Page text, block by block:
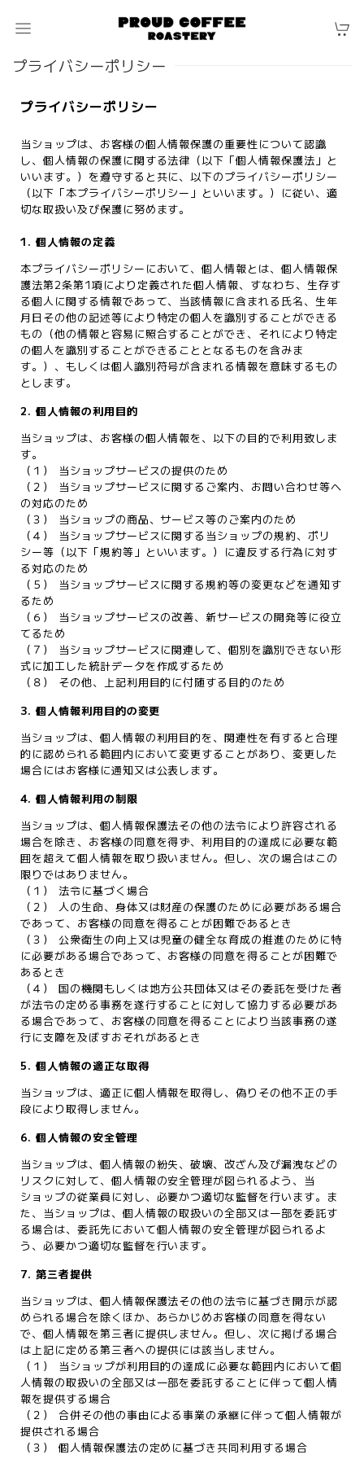
プライバシーポリシー
プライバシーポリシー
当ショップは、お客様の個人情報保護の重要性について認識
し、個人情報の保護に関する法律（以下「個人情報保護法」と
いいます。）を遵守すると共に、以下のプライバシーポリシー
（以下「本プライバシーポリシー」といいます。）に従い、適
切な取扱い及び保護に努めます。
1. 個人情報の定義
本プライバシーポリシーにおいて、個人情報とは、個人情報保
護法第2条第1項により定義された個人情報、すなわち、生存す
る個人に関する情報であって、当該情報に含まれる氏名、生年
月日その他の記述等により特定の個人を識別することができる
もの（他の情報と容易に照合することができ、それにより特定
の個人を識別することができることとなるものを含みま
す。）、もしくは個人識別符号が含まれる情報を意味するもの
とします。
2. 個人情報の利用目的
当ショップは、お客様の個人情報を、以下の目的で利用致しま
す。
（１） 当ショップサービスの提供のため
（２） 当ショップサービスに関するご案内、お問い合わせ等へ
の対応のため
（３） 当ショップの商品、サービス等のご案内のため
（４） 当ショップサービスに関する当ショップの規約、ポリ
シー等（以下「規約等」といいます。）に違反する行為に対す
る対応のため
（５） 当ショップサービスに関する規約等の変更などを通知す
るため
（６） 当ショップサービスの改善、新サービスの開発等に役立
てるため
（７） 当ショップサービスに関連して、個別を識別できない形
式に加工した統計データを作成するため
（８） その他、上記利用目的に付随する目的のため
3. 個人情報利用目的の変更
当ショップは、個人情報の利用目的を、関連性を有すると合理
的に認められる範囲内において変更することがあり、変更した
場合にはお客様に通知又は公表します。
4. 個人情報利用の制限
当ショップは、個人情報保護法その他の法令により許容される
場合を除き、お客様の同意を得ず、利用目的の達成に必要な範
囲を超えて個人情報を取り扱いません。但し、次の場合はこの
限りではありません。
（１） 法令に基づく場合
（２） 人の生命、身体又は財産の保護のために必要がある場合
であって、お客様の同意を得ることが困難であるとき
（３） 公衆衛生の向上又は児童の健全な育成の推進のために特
に必要がある場合であって、お客様の同意を得ることが困難で
あるとき
（４） 国の機関もしくは地方公共団体又はその委託を受けた者
が法令の定める事務を遂行することに対して協力する必要があ
る場合であって、お客様の同意を得ることにより当該事務の遂
行に支障を及ぼすおそれがあるとき
5. 個人情報の適正な取得
当ショップは、適正に個人情報を取得し、偽りその他不正の手
段により取得しません。
6. 個人情報の安全管理
当ショップは、個人情報の紛失、破壊、改ざん及び漏洩などの
リスクに対して、個人情報の安全管理が図られるよう、当
ショップの従業員に対し、必要かつ適切な監督を行います。ま
た、当ショップは、個人情報の取扱いの全部又は一部を委託す
る場合は、委託先において個人情報の安全管理が図られるよ
う、必要かつ適切な監督を行います。
7. 第三者提供
当ショップは、個人情報保護法その他の法令に基づき開示が認
められる場合を除くほか、あらかじめお客様の同意を得ない
で、個人情報を第三者に提供しません。但し、次に掲げる場合
は上記に定める第三者への提供には該当しません。
（１） 当ショップが利用目的の達成に必要な範囲内において個
人情報の取扱いの全部又は一部を委託することに伴って個人情
報を提供する場合
（２） 合併その他の事由による事業の承継に伴って個人情報が
提供される場合
（３） 個人情報保護法の定めに基づき共同利用する場合